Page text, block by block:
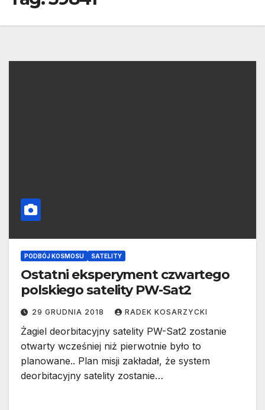
PODBÓJ KOSMOSU SATELITY
Ostatni eksperyment czwartego
polskiego satelity PW-Sat2
29 GRUDNIA 2018 RADEK KOSARZYCKI
Żagiel deorbitacyjny satelity PW-Sat2 zostanie
otwarty wcześniej niż pierwotnie było to
planowane.. Plan misji zakładał, że system
deorbitacyjny satelity zostanie…